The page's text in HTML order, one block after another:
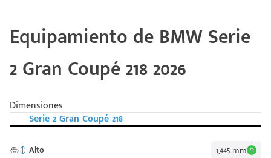
Equipamiento de BMW Serie
2 Gran Coupé 218 2026
Dimensiones
Serie 2 Gran Coupé 218
Alto
1,445 mm